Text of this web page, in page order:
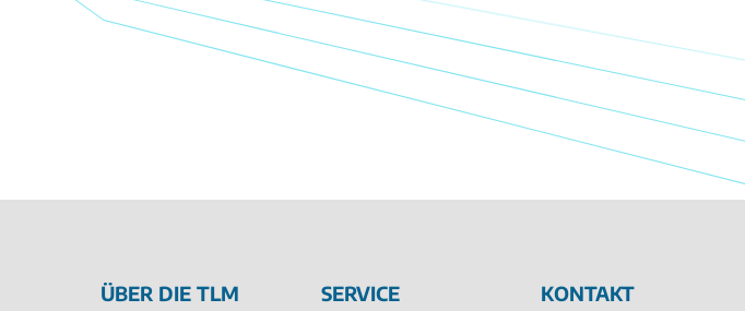
ÜBER DIE TLM SERVICE KONTAKT